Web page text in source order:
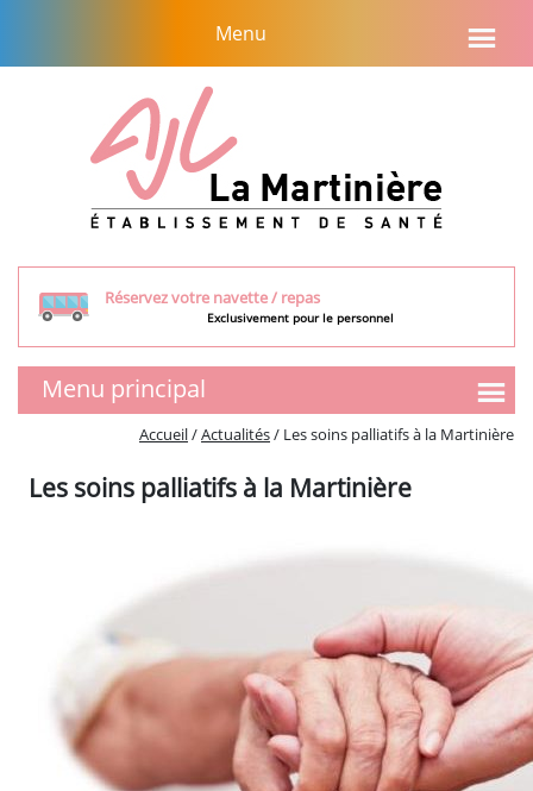
contenu
Menu
Réservez votre navette / repas
Exclusivement pour le personnel
Menu principal
Tarifs et aides financières
Les Médicaments
Droits et obligations
Votre séjour
Les Comités
EHPAD
Présentation de l’équipe
Tarifs et aides financières
Accueil/Actualités/ Les soins palliatifs à la Martinière
Les soins palliatifs à la Martinière